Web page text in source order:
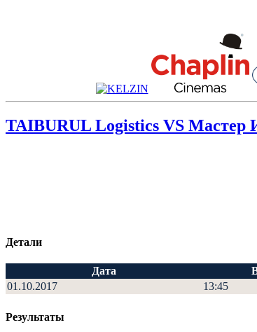
TAIBURUL Logistics VS Мастер
Детали
Дата
01.10.2017
13:45
Результаты